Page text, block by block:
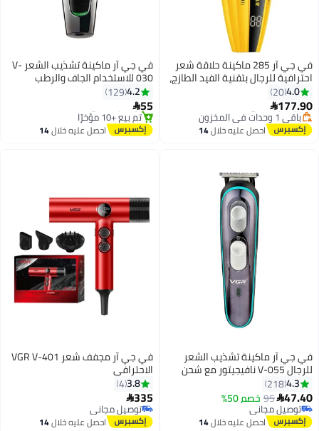
في جي آر 285 ماكينة حلاقة شعر
احترافية للرجال بتقنية الفيد الطازج،
9000 دورة في الدقيقة، ماكينة
حلاقة شعر لاسلكية مدمجة، ماكينة
حلاقة خفيفة الوزن ومتعددة
الاستخدامات مع شاشة LED
4.0
20
177.90
#2 في مقص الشعر
توصيل مجاني
باقي 1 وحدات في المخزون
تم بيع +20 مؤخرًا
#2 في مقص الشعر
احصل عليه خلال14
في جي آر ماكينة تشذيب الشعر V-
030 للاستخدام الجاف والرطب
4.2
129
55توصيل مجاني
تم بيع +10 مؤخرًا
احصل عليه خلال14
في جي آر ماكينة تشذيب الشعر
للرجال V-055 نافيجيتور مع شحن
بوصلة USB الأسود / الأزرق
4.3
218
47.40
95 خصم 50%
توصيل مجاني
توصيل مجانياحصل عليه خلال14
في جي آر مجفف شعر VGR V-401
الاحترافي
3.8
4
335
توصيل مجاني
توصيل مجانياحصل عليه خلال14